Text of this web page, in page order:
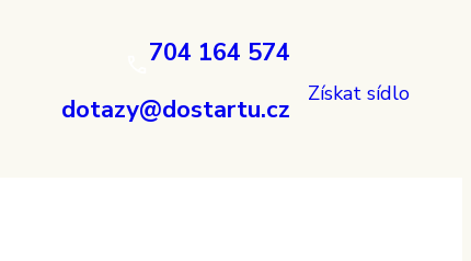
704 164 574
dotazy@dostartu.cz
Získat sídlo